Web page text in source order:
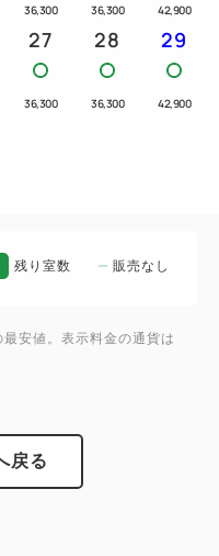
ク）
メジーノ）
ク・割りばし・洗剤
、容量38L以上）
36,300 36,300 42,900
27
36,300
28
36,300
29
42,900
残り室数 販売なし
安値。表示料金の通貨は
戻る